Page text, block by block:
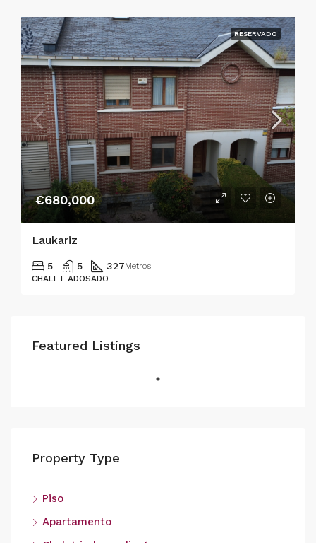
RESERVADO
€680,000
Laukariz
5 5 327Metros
CHALET ADOSADO
Featured Listings
Property Type
Piso
Apartamento